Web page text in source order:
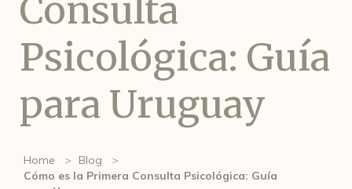
Consulta
Psicológica: Guía
para Uruguay
Home
Blog
Cómo es la Primera Consulta Psicológica: Guía